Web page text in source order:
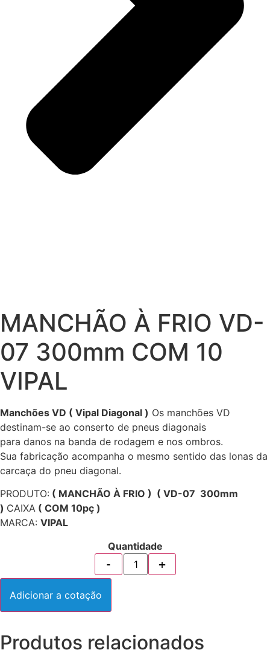
MANCHÃO À FRIO VD-
07 300mm COM 10
VIPAL
Manchões VD ( Vipal Diagonal ) Os manchões VD
destinam-se ao conserto de pneus diagonais
para danos na banda de rodagem e nos ombros.
Sua fabricação acompanha o mesmo sentido das lonas da
carcaça do pneu diagonal.
PRODUTO: ( MANCHÃO À FRIO ) ( VD-07 300mm
) CAIXA ( COM 10pç )
MARCA: VIPAL
Quantidade
Adicionar a cotação
Produtos relacionados